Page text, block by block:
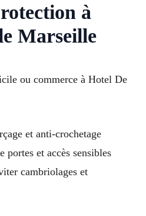
à
Marseille
ou commerce à Hotel De
et anti-crochetage
portes et accès sensibles
cambriolages et